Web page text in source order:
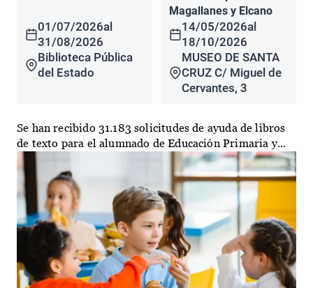
01/07/2026al
31/08/2026
Biblioteca Pública
del Estado
Magallanes y Elcano
14/05/2026al
18/10/2026
MUSEO DE SANTA
CRUZ C/ Miguel de
Cervantes, 3
Se han recibido 31.183 solicitudes de ayuda de libros
de texto para el alumnado de Educación Primaria y...